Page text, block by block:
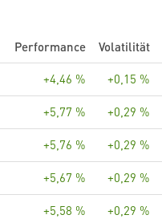
Performance Volatilität
+4,46 % +0,15 %
+5,77 % +0,29 %
+5,76 % +0,29 %
+5,67 % +0,29 %
+5,58 % +0,29 %